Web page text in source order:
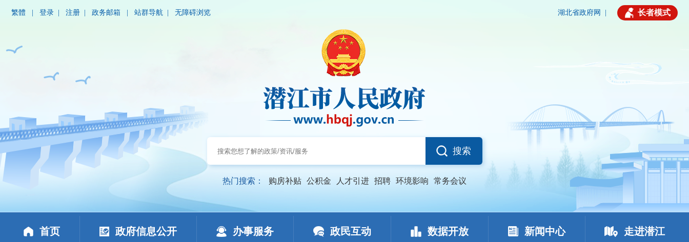
繁體 登录 注册 政务邮箱 站群导航 无障碍浏览 湖北省政府网 长者模式
搜索
热门搜索： 购房补贴 公积金 人才引进 招聘 环境影响 常务会议
首页 政府信息公开 办事服务 政民互动 数据开放 新闻中心 走进潜江